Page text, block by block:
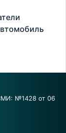
№1428 от 06